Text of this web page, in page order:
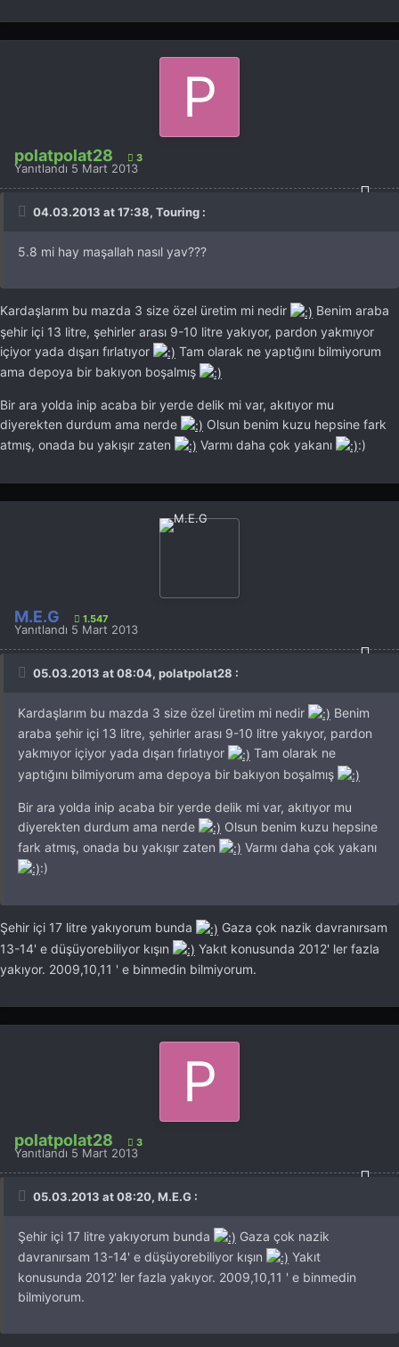
polatpolat28 3
Yanıtlandı 5 Mart 2013
04.03.2013 at 17:38, Touring :
5.8 mi hay maşallah nasıl yav???
Kardaşlarım bu mazda 3 size özel üretim mi nedir
Benim araba
şehir içi 13 litre, şehirler arası 9-10 litre yakıyor, pardon yakmıyor
içiyor yada dışarı fırlatıyor
Tam olarak ne yaptığını bilmiyorum
ama depoya bir bakıyon boşalmış
Bir ara yolda inip acaba bir yerde delik mi var, akıtıyor mu
diyerekten durdum ama nerde
Olsun benim kuzu hepsine fark
atmış, onada bu yakışır zaten
Varmı daha çok yakanı :)
M.E.G 1.547
Yanıtlandı 5 Mart 2013
05.03.2013 at 08:04, polatpolat28 :
Kardaşlarım bu mazda 3 size özel üretim mi nedir
Benim
araba şehir içi 13 litre, şehirler arası 9-10 litre yakıyor, pardon
yakmıyor içiyor yada dışarı fırlatıyor
Tam olarak ne
yaptığını bilmiyorum ama depoya bir bakıyon boşalmış
Bir ara yolda inip acaba bir yerde delik mi var, akıtıyor mu
diyerekten durdum ama nerde
Olsun benim kuzu hepsine
fark atmış, onada bu yakışır zaten
Varmı daha çok yakanı
:)
Şehir içi 17 litre yakıyorum bunda
Gaza çok nazik davranırsam
13-14' e düşüyorebiliyor kışın
Yakıt konusunda 2012' ler fazla
yakıyor. 2009,10,11 ' e binmedin bilmiyorum.
polatpolat28 3
Yanıtlandı 5 Mart 2013
05.03.2013 at 08:20, M.E.G :
Şehir içi 17 litre yakıyorum bunda
Gaza çok nazik
davranırsam 13-14' e düşüyorebiliyor kışın
Yakıt
konusunda 2012' ler fazla yakıyor. 2009,10,11 ' e binmedin
bilmiyorum.